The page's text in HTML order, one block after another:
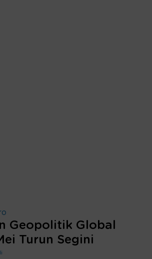
Geopolitik Global
Turun Segini